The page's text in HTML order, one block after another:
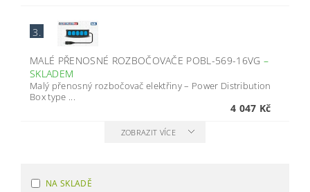
3.
MALÉ PŘENOSNÉ ROZBOČOVAČE POBL-569-16VG –
SKLADEM
Malý přenosný rozbočovač elektřiny – Power Distribution
Box type ...
4 047 Kč
ZOBRAZIT VÍCE
NA SKLADĚ